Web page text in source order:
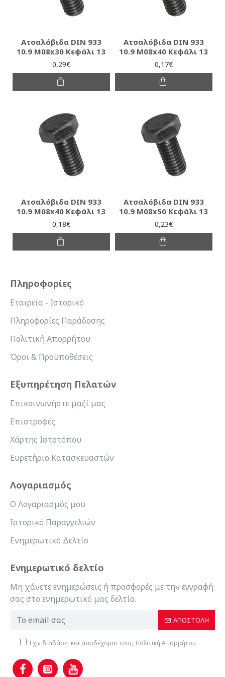
Ατσαλόβιδα DIN 933
10.9 M08x30 Κεφάλι 13
0,29€
Ατσαλόβιδα DIN 933
10.9 M08x40 Κεφάλι 13
0,17€
Ατσαλόβιδα DIN 933
10.9 M08x40 Κεφάλι 13
0,18€
Ατσαλόβιδα DIN 933
10.9 M08x50 Κεφάλι 13
0,23€
Πληροφορίες
Εταιρεία - Ιστορικό
Πληροφορίες Παράδοσης
Πολιτική Απορρήτου
Όροι & Προϋποθέσεις
Εξυπηρέτηση Πελατών
Επικοινωνήστε μαζί μας
Επιστροφές
Χάρτης Ιστοτόπου
Ευρετήριο Κατασκευαστών
Λογαριασμός
Ο Λογαριασμός μου
Ιστορικό Παραγγελιών
Ενημερωτικό Δελτίο
Ενημερωτικό δελτίο
Μη χάνετε ενημερώσεις ή προσφορές με την εγγραφή
σας στο ενημερωτικό μας δελτίο.
ΑΠΟΣΤΟΛΉ
Έχω διαβάσει και αποδέχομαι τους Πολιτική Απορρήτου